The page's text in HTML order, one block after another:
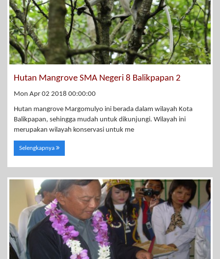
Hutan Mangrove SMA Negeri 8 Balikpapan 2
Mon Apr 02 2018 00:00:00
Hutan mangrove Margomulyo ini berada dalam wilayah Kota
Balikpapan, sehingga mudah untuk dikunjungi. Wilayah ini
merupakan wilayah konservasi untuk me
Selengkapnya